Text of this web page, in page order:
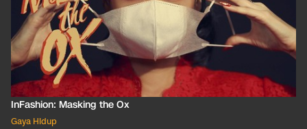
InFashion: Masking the Ox
Gaya Hidup